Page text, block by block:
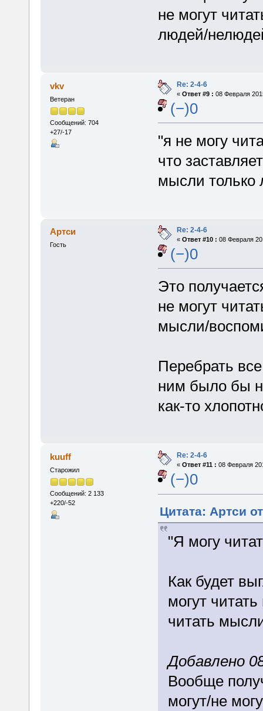
не могут
людей/
vkv
Ветеран
Сообщений: 704
+27/-17
Re: 2-4-6
« Ответ #9 : 08 Февраля
(−)0
"я не могу
что
мысли только
Артси
Гость
Re: 2-4-6
« Ответ #10 : 08 Февраля
(−)0
Это
не могут
мысли/
Перебрать
ним было бы
как-то
kuuff
Старожил
Сообщений: 2 133
+220/-52
Re: 2-4-6
« Ответ #11 : 08 Февраля
(−)0
Цитата: Артси
"Я могу
Как будет
могут
читать
Добавлено
Вообще
могут/не